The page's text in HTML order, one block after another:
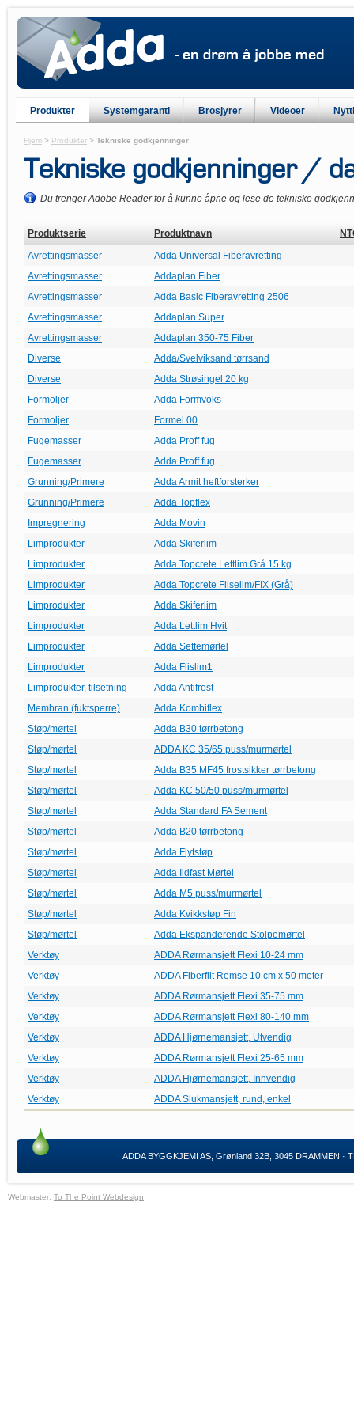
Produkter Systemgaranti Brosjyrer Videoer
Hjem > Produkter > Tekniske godkjenninger
Tekniske godkjenninger /
Du trenger Adobe Reader for å kunne åpne og lese de tekniske
Produktserie Produktnavn
Avrettingsmasser
Adda Universal Fiberavretting
Avrettingsmasser
Addaplan Fiber
Avrettingsmasser
Adda Basic Fiberavretting 2506
Avrettingsmasser
Addaplan Super
Avrettingsmasser
Addaplan 350-75 Fiber
Diverse
Adda/Svelviksand tørrsand
Diverse
Adda Strøsingel 20 kg
Formoljer
Adda Formvoks
Formoljer
Formel 00
Fugemasser
Adda Proff fug
Fugemasser
Adda Proff fug
Grunning/Primere
Adda Armit heftforsterker
Grunning/Primere
Adda Topflex
Impregnering
Adda Movin
Limprodukter
Adda Skiferlim
Limprodukter
Adda Topcrete Lettlim Grå 15 kg
Limprodukter
Adda Topcrete Fliselim/FIX (Grå)
Limprodukter
Adda Skiferlim
Limprodukter
Adda Lettlim Hvit
Limprodukter
Adda Settemørtel
Limprodukter
Adda Flislim1
Limprodukter, tilsetning
Adda Antifrost
Membran (fuktsperre)
Adda Kombiflex
Støp/mørtel
Adda B30 tørrbetong
Støp/mørtel
ADDA KC 35/65 puss/murmørtel
Støp/mørtel
Adda B35 MF45 frostsikker tørrbetong
Støp/mørtel
Adda KC 50/50 puss/murmørtel
Støp/mørtel
Adda Standard FA Sement
Støp/mørtel
Adda B20 tørrbetong
Støp/mørtel
Adda Flytstøp
Støp/mørtel
Adda Ildfast Mørtel
Støp/mørtel
Adda M5 puss/murmørtel
Støp/mørtel
Adda Kvikkstøp Fin
Støp/mørtel
Adda Ekspanderende Stolpemørtel
Verktøy
ADDA Rørmansjett Flexi 10-24 mm
Verktøy
ADDA Fiberfilt Remse 10 cm x 50 meter
Verktøy
ADDA Rørmansjett Flexi 35-75 mm
Verktøy
ADDA Rørmansjett Flexi 80-140 mm
Verktøy
ADDA Hjørnemansjett, Utvendig
Verktøy
ADDA Rørmansjett Flexi 25-65 mm
Verktøy
ADDA Hjørnemansjett, Innvendig
Verktøy
ADDA Slukmansjett, rund, enkel
ADDA BYGGKJEMI AS, Grønland 32B, 3045 DRAMMEN ·
Webmaster: To The Point Webdesign